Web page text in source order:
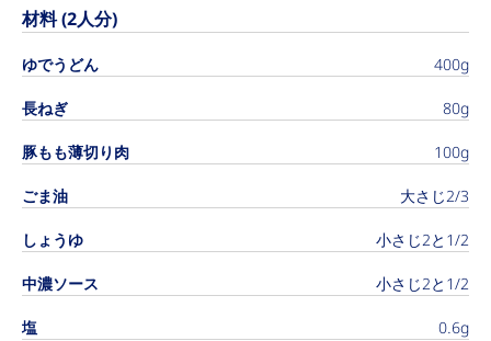
材料 (2人分)
ゆでうどん
400g
長ねぎ
80g
豚もも薄切り肉
100g
ごま油
大さじ2/3
しょうゆ
小さじ2と1/2
中濃ソース
小さじ2と1/2
塩
0.6g